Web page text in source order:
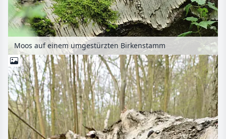
Moos auf einem umgestürzten Birkenstamm